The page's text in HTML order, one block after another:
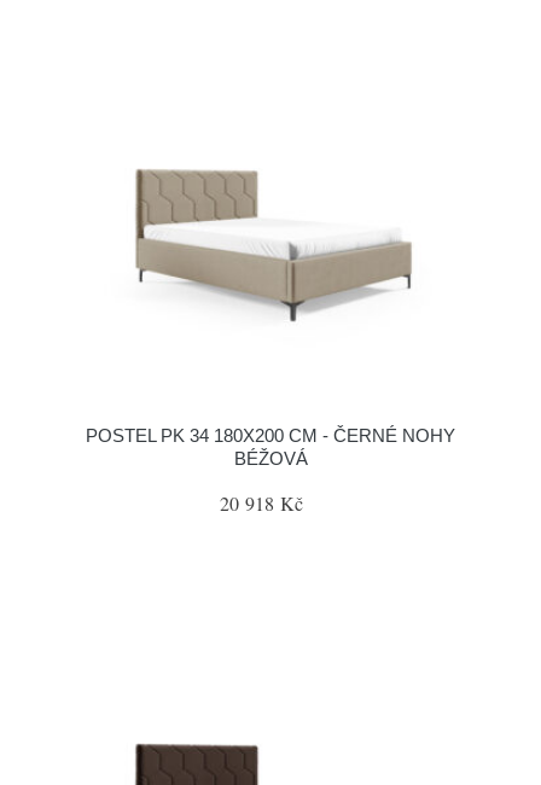
POSTEL PK 34 180X200 CM - ČERNÉ NOHY
BÉŽOVÁ
20 918 Kč